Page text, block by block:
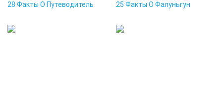
28 Факты О Путеводитель 25 Факты О Фалуньгун